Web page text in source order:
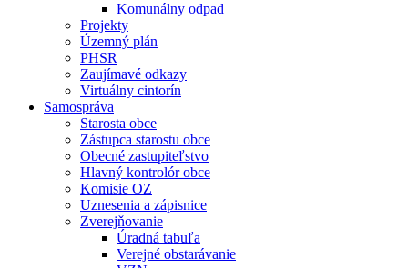
Komunálny odpad
Projekty
Územný plán
PHSR
Zaujímavé odkazy
Virtuálny cintorín
Samospráva
Starosta obce
Zástupca starostu obce
Obecné zastupiteľstvo
Hlavný kontrolór obce
Komisie OZ
Uznesenia a zápisnice
Zverejňovanie
Úradná tabuľa
Verejné obstarávanie